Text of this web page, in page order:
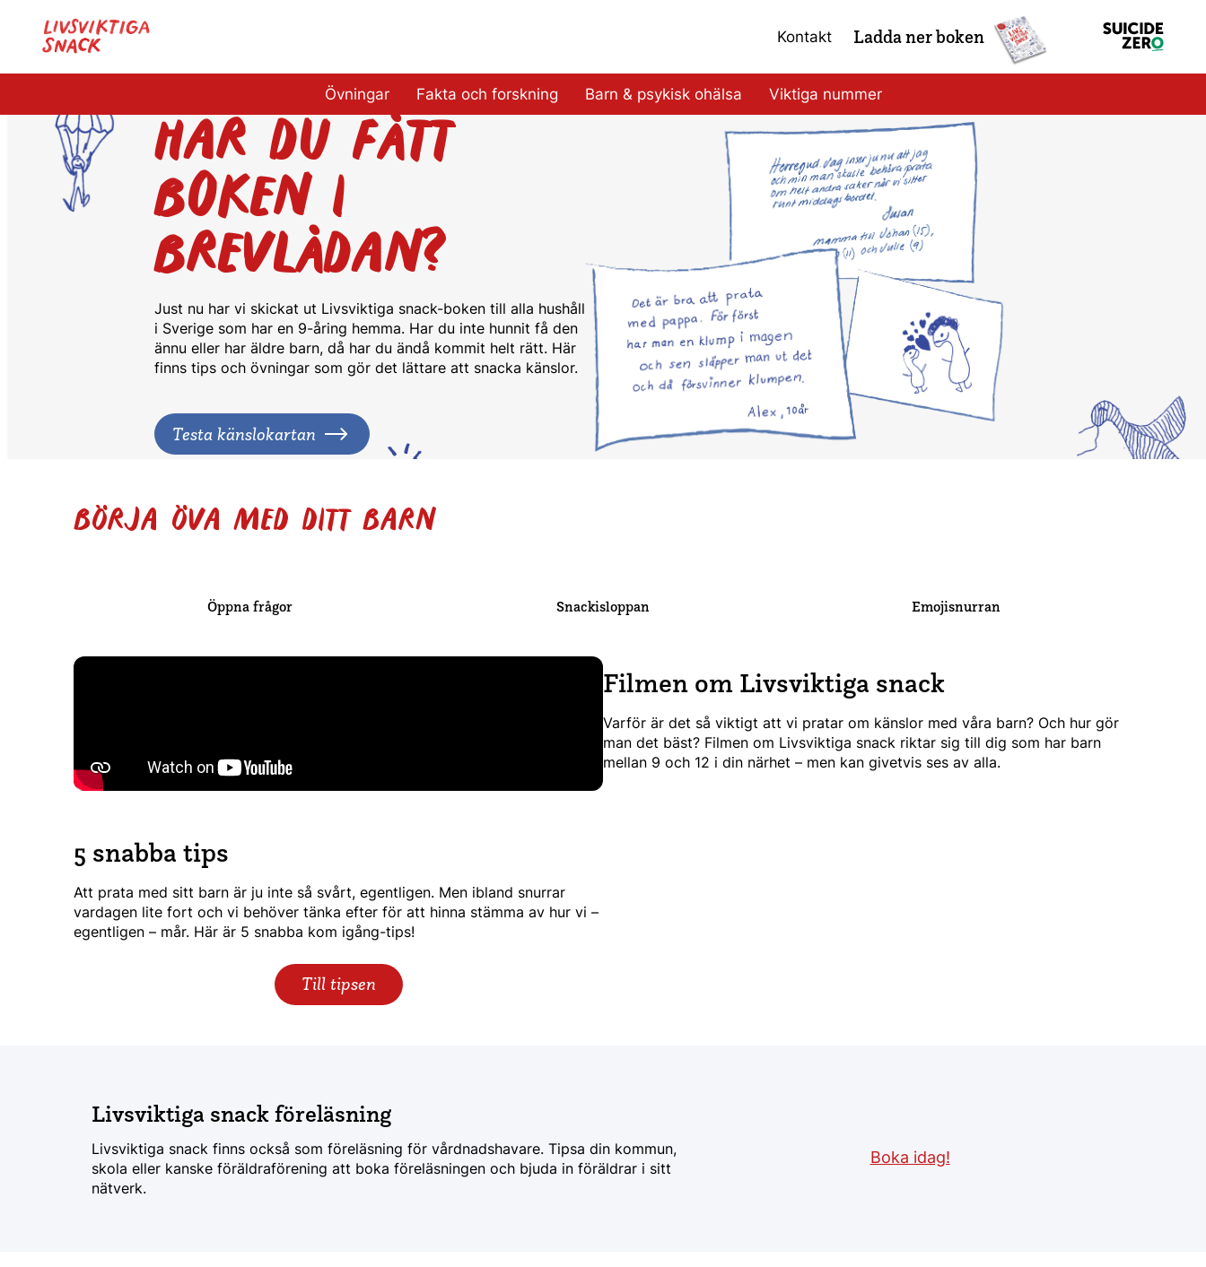
Kontakt Ladda ner boken
Övningar Fakta och forskning Barn & psykisk ohälsa Viktiga nummer
HAR DU FÅTT
BOKEN I
BREVLÅDAN?
Just nu har vi skickat ut Livsviktiga snack-boken till alla hushåll
i Sverige som har en 9-åring hemma. Har du inte hunnit få den
ännu eller har äldre barn, då har du ändå kommit helt rätt. Här
finns tips och övningar som gör det lättare att snacka känslor.
Testa känslokartan
BÖRJA ÖVA MED DITT BARN
Öppna frågor Snackisloppan Emojisnurran
Filmen om Livsviktiga snack
Varför är det så viktigt att vi pratar om känslor med våra barn? Och hur gör
man det bäst? Filmen om Livsviktiga snack riktar sig till dig som har barn
mellan 9 och 12 i din närhet – men kan givetvis ses av alla.
5 snabba tips
Att prata med sitt barn är ju inte så svårt, egentligen. Men ibland snurrar
vardagen lite fort och vi behöver tänka efter för att hinna stämma av hur vi –
egentligen – mår. Här är 5 snabba kom igång-tips!
Till tipsen
Livsviktiga snack föreläsning
Livsviktiga snack finns också som föreläsning för vårdnadshavare. Tipsa din kommun,
skola eller kanske föräldraförening att boka föreläsningen och bjuda in föräldrar i sitt
nätverk.
Boka idag!